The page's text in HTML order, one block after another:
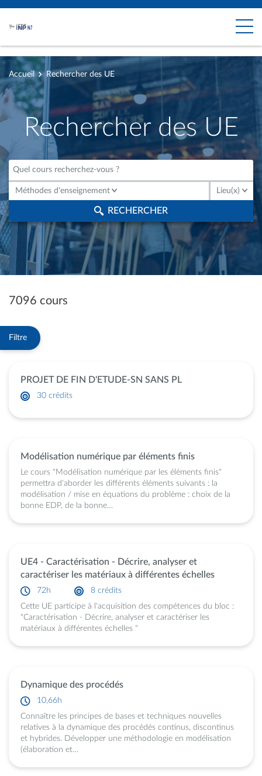
Accueil Rechercher des UE
Rechercher des UE
Méthodes d'enseignement
Méthodes d'enseignement
Lieu(x)
Lieu(x)
RECHERCHER
7096 cours
PROJET DE FIN D'ETUDE-SN SANS PL
30 crédits
Modélisation numérique par éléments finis
Le cours "Modélisation numérique par les éléments finis"
permettra d'aborder les différents éléments suivants : la
modélisation / mise en équations du problème : choix de la
bonne EDP, de la bonne…
UE4 - Caractérisation - Décrire, analyser et
caractériser les matériaux à différentes échelles
72h
8 crédits
Cette UE participe à l'acquisition des compétences du bloc :
"Caractérisation - Décrire, analyser et caractériser les
matériaux à différentes échelles "
Dynamique des procédés
10,66h
Connaître les principes de bases et techniques nouvelles
relatives à la dynamique des procédés continus, discontinus
et hybrides. Développer une méthodologie en modélisation
(élaboration et…